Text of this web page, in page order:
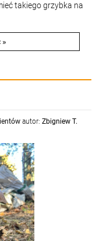
27,90 zł
27,90 zł
takiego grzybka na
»
autor: Zbigniew T.